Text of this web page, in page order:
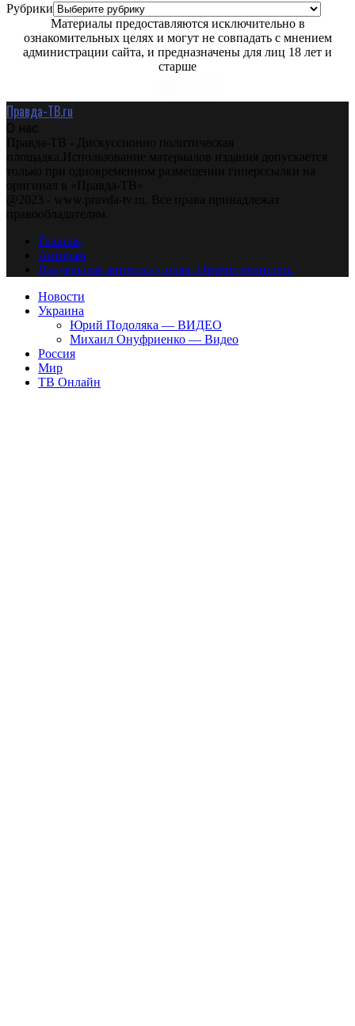
Рубрики
Материалы предоставляются исключительно в
ознакомительных целях и могут не совпадать с мнением
администрации сайта, и предназначены для лиц 18 лет и
старше
Правда-ТВ.ru
О нас
Правда-ТВ - Дискуссионно политическая
площадка.Использование материалов издания допускается
только при одновременном размещении гиперссылки на
оригинал в «Правда-ТВ»
@2023 - www.pravda-tv.ru. Все права принадлежат
правообладателям.
Главная
Авторам
Владельцам авторских прав. Ответственности.
Новости
Украина
Юрий Подоляка — ВИДЕО
Михаил Онуфриенко — Видео
Россия
Мир
ТВ Онлайн